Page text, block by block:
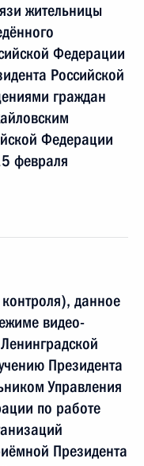
жительницы
Федерации
Российской
граждан
Федерации
февраля
данное
видео-
Президента
Управления
по работе
Президента